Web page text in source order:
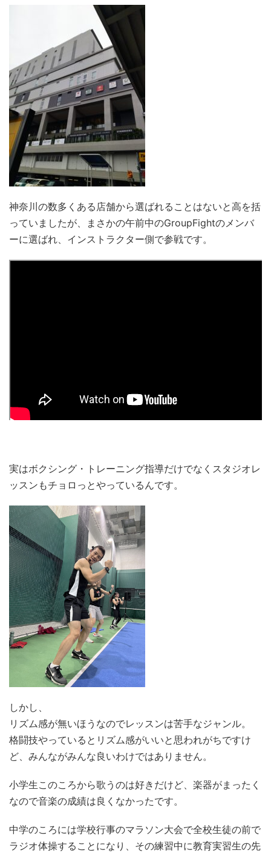
神奈川の数多くある店舗から選ばれることはないと高を括
っていましたが、まさかの午前中のGroupFightのメンバ
ーに選ばれ、インストラクター側で参戦です。
実はボクシング・トレーニング指導だけでなくスタジオレ
ッスンもチョロっとやっているんです。
しかし、
リズム感が無いほうなのでレッスンは苦手なジャンル。
格闘技やっているとリズム感がいいと思われがちですけ
ど、みんながみんな良いわけではありません。
小学生このころから歌うのは好きだけど、楽器がまったく
なので音楽の成績は良くなかったです。
中学のころには学校行事のマラソン大会で全校生徒の前で
ラジオ体操することになり、その練習中に教育実習生の先